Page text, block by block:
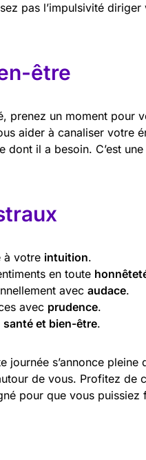
pas l’impulsivité
être
prenez un moment pour
aider à canaliser votre
dont il a besoin. C’est
à votre intuition.
en toute
avec audace.
avec prudence.
santé et bien-être.
journée s’annonce
de vous. Profitez de
pour que vous puissiez